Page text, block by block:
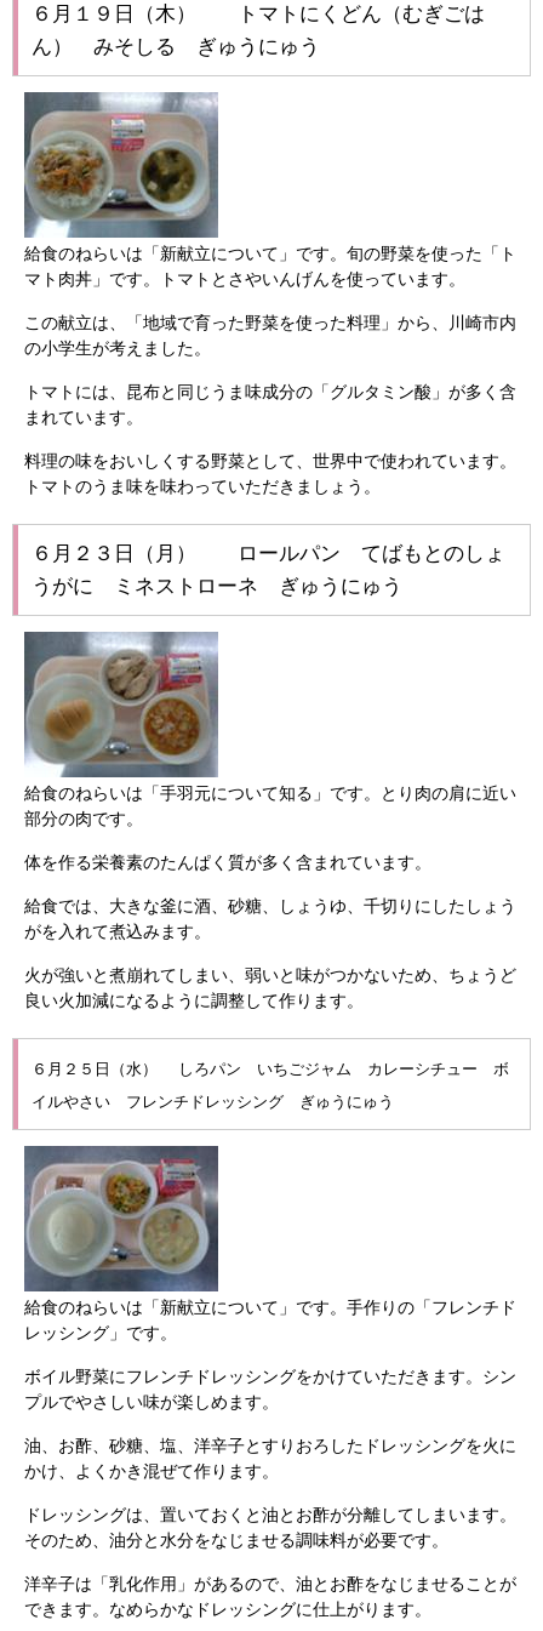
６月１９日（木） トマトにくどん（むぎごは
ん） みそしる ぎゅうにゅう
給食のねらいは「新献立について」です。旬の野菜を使った「ト
マト肉丼」です。トマトとさやいんげんを使っています。
この献立は、「地域で育った野菜を使った料理」から、川崎市内
の小学生が考えました。
トマトには、昆布と同じうま味成分の「グルタミン酸」が多く含
まれています。
料理の味をおいしくする野菜として、世界中で使われています。
トマトのうま味を味わっていただきましょう。
６月２３日（月） ロールパン てばもとのしょ
うがに ミネストローネ ぎゅうにゅう
給食のねらいは「手羽元について知る」です。とり肉の肩に近い
部分の肉です。
体を作る栄養素のたんぱく質が多く含まれています。
給食では、大きな釜に酒、砂糖、しょうゆ、千切りにしたしょう
がを入れて煮込みます。
火が強いと煮崩れてしまい、弱いと味がつかないため、ちょうど
良い火加減になるように調整して作ります。
６月２５日（水）
しろパン いちごジャム カレーシチュー ボ
イルやさい フレンチドレッシング ぎゅうにゅう
給食のねらいは「新献立について」です。手作りの「フレンチド
レッシング」です。
ボイル野菜にフレンチドレッシングをかけていただきます。シン
プルでやさしい味が楽しめます。
油、お酢、砂糖、塩、洋辛子とすりおろしたドレッシングを火に
かけ、よくかき混ぜて作ります。
ドレッシングは、置いておくと油とお酢が分離してしまいます。
そのため、油分と水分をなじませる調味料が必要です。
洋辛子は「乳化作用」があるので、油とお酢をなじませることが
できます。なめらかなドレッシングに仕上がります。